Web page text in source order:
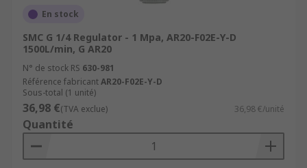
En stock
SMC G 1/4 Regulator - 1 Mpa, AR20-F02E-Y-D
1500L/min, G AR20
N° de stock RS 630-981
Référence fabricantAR20-F02E-Y-D
Sous-total (1 unité)
36,98 €(TVA exclue) 36,98 €/unité
Quantité